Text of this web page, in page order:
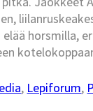
horsmilla,
, Lepiforum,